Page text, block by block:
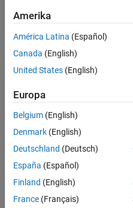
Derzeit
es
keine
offenen
Stellen,
Ihren
Suchkriterien
entsprechen.
können
die
Suchkriterien
weiter
fassen
Amerika
América Latina (Español)
Canada (English)
United States (English)
Europa
Belgium (English)
Denmark (English)
Deutschland (Deutsch)
España (Español)
Finland (English)
France (Français)